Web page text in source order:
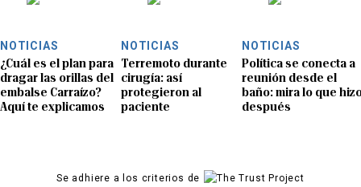
NOTICIAS
¿Cuál es el plan para
dragar las orillas del
embalse Carraízo?
Aquí te explicamos
NOTICIAS
Terremoto durante
cirugía: así
protegieron al
paciente
NOTICIAS
Política se conecta a
reunión desde el
baño: mira lo que
después
Se adhiere a los criterios de